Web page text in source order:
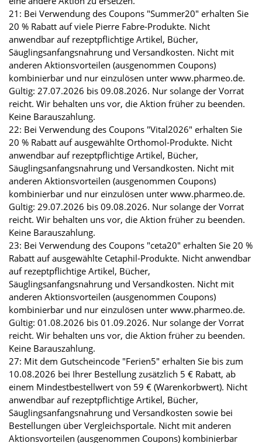
21: Bei Verwendung des Coupons "Summer20" erhalten Sie
20 % Rabatt auf viele Pierre Fabre-Produkte. Nicht
anwendbar auf rezeptpflichtige Artikel, Bücher,
Säuglingsanfangsnahrung und Versandkosten. Nicht mit
anderen Aktionsvorteilen (ausgenommen Coupons)
kombinierbar und nur einzulösen unter www.pharmeo.de.
Gültig: 27.07.2026 bis 09.08.2026. Nur solange der Vorrat
reicht. Wir behalten uns vor, die Aktion früher zu beenden.
Keine Barauszahlung.
22: Bei Verwendung des Coupons "Vital2026" erhalten Sie
20 % Rabatt auf ausgewählte Orthomol-Produkte. Nicht
anwendbar auf rezeptpflichtige Artikel, Bücher,
Säuglingsanfangsnahrung und Versandkosten. Nicht mit
anderen Aktionsvorteilen (ausgenommen Coupons)
kombinierbar und nur einzulösen unter www.pharmeo.de.
Gültig: 29.07.2026 bis 09.08.2026. Nur solange der Vorrat
reicht. Wir behalten uns vor, die Aktion früher zu beenden.
Keine Barauszahlung.
23: Bei Verwendung des Coupons "ceta20" erhalten Sie 20 %
Rabatt auf ausgewählte Cetaphil-Produkte. Nicht anwendbar
auf rezeptpflichtige Artikel, Bücher,
Säuglingsanfangsnahrung und Versandkosten. Nicht mit
anderen Aktionsvorteilen (ausgenommen Coupons)
kombinierbar und nur einzulösen unter www.pharmeo.de.
Gültig: 01.08.2026 bis 01.09.2026. Nur solange der Vorrat
reicht. Wir behalten uns vor, die Aktion früher zu beenden.
Keine Barauszahlung.
27: Mit dem Gutscheincode "Ferien5" erhalten Sie bis zum
10.08.2026 bei Ihrer Bestellung zusätzlich 5 € Rabatt, ab
einem Mindestbestellwert von 59 € (Warenkorbwert). Nicht
anwendbar auf rezeptpflichtige Artikel, Bücher,
Säuglingsanfangsnahrung und Versandkosten sowie bei
Bestellungen über Vergleichsportale. Nicht mit anderen
Aktionsvorteilen (ausgenommen Coupons) kombinierbar